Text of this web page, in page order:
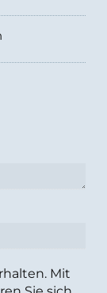
Mit